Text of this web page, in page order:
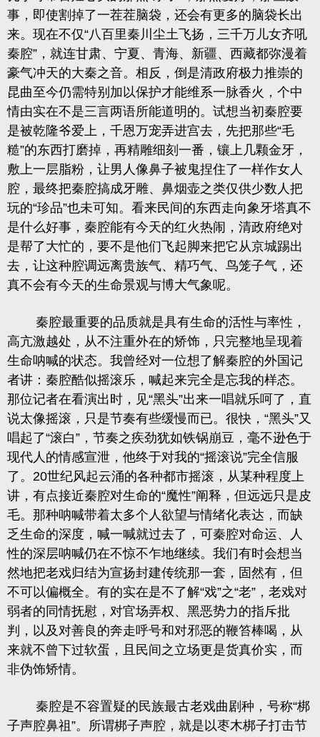
事，即使割掉了一茬茬脑袋，还会有更多的脑袋长出
来。现在不仅“八百里秦川尘土飞扬，三千万儿女齐吼
秦腔”，就连甘肃、宁夏、青海、新疆、西藏都弥漫着
豪气冲天的大秦之音。相反，倒是清政府极力推崇的
昆曲至今仍需特别加以保护才能维系一脉香火，个中
情由实在不是三言两语所能道明的。试想当初秦腔要
是被乾隆爷爱上，千恩万宠弄进宫去，先把那些“毛
糙”的东西打磨掉，再精雕细刻一番，镶上几颗金牙，
敷上一层脂粉，让男人像鼻子被鬼捏住了一样作女人
腔，最终把秦腔搞成牙雕、鼻烟壶之类仅供少数人把
玩的“珍品”也未可知。看来民间的东西走向象牙塔真不
是什么好事，秦腔能有今天的红火热闹，清政府绝对
是帮了大忙的，要不是他们飞起脚来把它从京城踢出
去，让这种腔调远离贵族气、精巧气、鸟笼子气，还
真不会有今天的生命景观与博大气象呢。
秦腔最重要的品质就是具有生命的活性与率性，
高亢激越处，从不注重外在的矫饰，只完整地呈现着
生命呐喊的状态。我曾经对一位想了解秦腔的外国记
者讲：秦腔酷似摇滚乐，喊起来完全是忘我的样态。
那位记者在看演出时，见“黑头”出来一唱就乐呵了，直
说太像摇滚，只是节奏有些缓慢而已。很快，“黑头”又
唱起了“滚白”，节奏之疾劲犹如铁锅崩豆，毫不逊色于
现代人的情感宣泄，他终于对我的“摇滚说”完全信服
了。20世纪风起云涌的各种都市摇滚，从某种程度上
讲，有点接近秦腔对生命的“魔性”阐释，但远远只是皮
毛。那种呐喊带着太多个人欲望与情绪化表达，而缺
乏生命的深度，喊一喊就过去了，可秦腔对命运、人
性的深层呐喊仍在不惊不乍地继续。我们有时会想当
然地把老戏归结为宣扬封建传统那一套，固然有，但
不可以偏概全。 有的实在是不了解“戏”之“老”，老戏对
弱者的同情抚慰，对官场弄权、黑恶势力的指斥批
判，以及对善良的奔走呼号和对邪恶的鞭笞棒喝，从
来就不曾下过软蛋，且民间之立场更是货真价实，而
非伪饰矫情。
秦腔是不容置疑的民族最古老戏曲剧种，号称“梆
子声腔鼻祖”。所谓梆子声腔，就是以枣木梆子打击节